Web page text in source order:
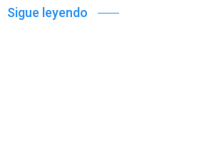
Sigue leyendo